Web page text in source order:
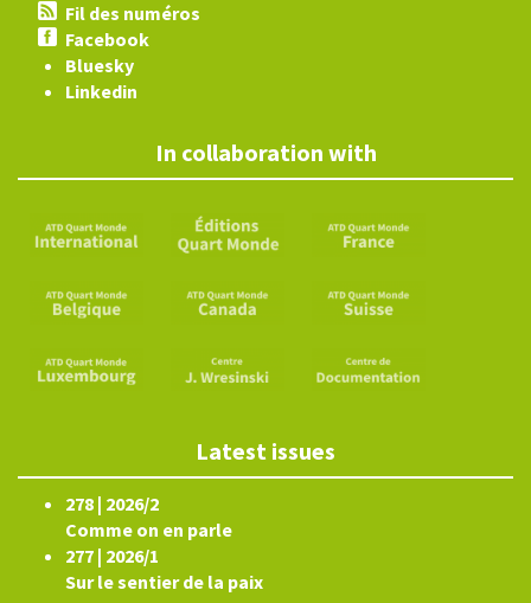
Fil des numéros
Facebook
Bluesky
Linkedin
In collaboration with
Latest issues
278 | 2026/2
Comme on en parle
277 | 2026/1
Sur le sentier de la paix